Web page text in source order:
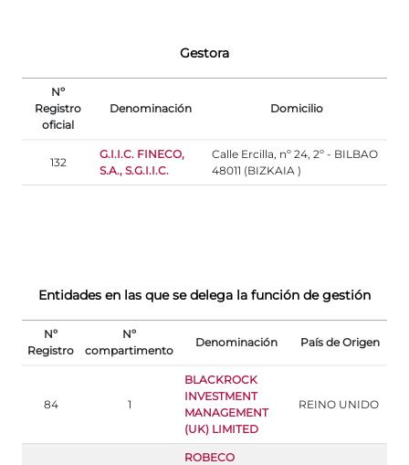
Gestora
Nº
Registro
oficial
Denominación Domicilio
132
G.I.I.C. FINECO,
S.A., S.G.I.I.C.
Calle Ercilla, nº 24, 2º - BILBAO
48011 (BIZKAIA )
Entidades en las que se delega la función de gestión
Nº
Registro
Nº
compartimento
Denominación País de Origen
84 1
BLACKROCK
INVESTMENT
MANAGEMENT
(UK) LIMITED
REINO UNIDO
ROBECO